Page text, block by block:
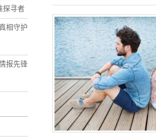
探寻者
相守护
报先锋